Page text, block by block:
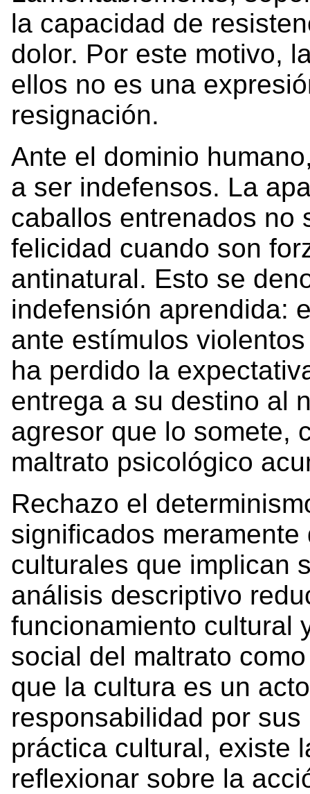
la capacidad de
dolor. Por este motivo,
ellos no es una
resignación.
Ante el dominio
a ser indefensos. La
caballos entrenados no
felicidad cuando son
antinatural. Esto se
indefensión aprendida:
ante estímulos
ha perdido la
entrega a su destino al
agresor que lo somete,
maltrato psicológico
Rechazo el
significados
culturales que implican
análisis descriptivo
funcionamiento cultural
social del maltrato
que la cultura es un
responsabilidad por
práctica cultural, existe
reflexionar sobre la